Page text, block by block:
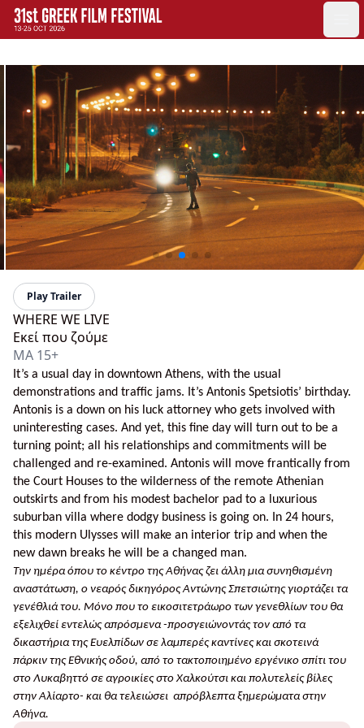
GFF
Greek Film Festival:
Play Trailer
WHERE WE LIVE
Εκεί που ζούμε
MA 15+
It’s a usual day in downtown Athens, with the usual
demonstrations and traffic jams. It’s Antonis Spetsiotis’ birthday.
Antonis is a down on his luck attorney who gets involved with
uninteresting cases. And yet, this fine day will turn out to be a
turning point; all his relationships and commitments will be
challenged and re-examined. Antonis will move frantically from
the Court Houses to the wilderness of the remote Athenian
outskirts and from his modest bachelor pad to a luxurious
suburban villa where dodgy business is going on. In 24 hours,
this modern Ulysses will make an interior trip and when the
new dawn breaks he will be a changed man.
Tην ημέρα όπου το κέντρο της Αθήνας ζει άλλη μια συνηθισμένη
αναστάτωση, ο νεαρός δικηγόρος Αντώνης Σπετσιώτης γιορτάζει τα
γενέθλιά του. Μόνο που το εικοσιτετράωρο των γενεθλίων του θα
εξελιχθεί εντελώς απρόσμενα -προσγειώνοντάς τον από τα
δικαστήρια της Ευελπίδων σε λαμπερές καντίνες και σκοτεινά
πάρκιν της Εθνικής οδού, από το τακτοποιημένο εργένικο σπίτι του
στο Λυκαβηττό σε αγροικίες στο Χαλκούτσι και πολυτελείς βίλες
στην Αλίαρτο- και θα τελειώσει απρόβλεπτα ξημερώματα στην
Αθήνα.